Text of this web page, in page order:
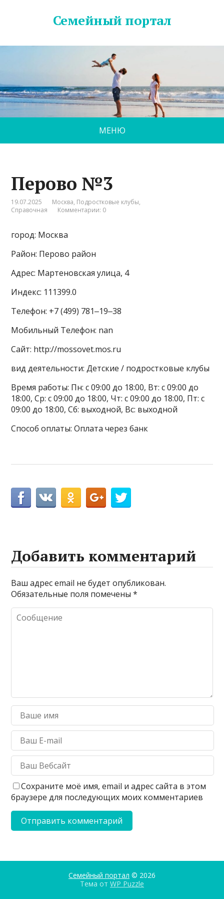
Семейный портал
МЕНЮ
Перово №3
19.07.2025 Москва, Подростковые клубы,
Справочная
Комментарии: 0
город: Москва
Район: Перово район
Адрес: Мартеновская улица, 4
Индекс: 111399.0
Телефон: +7 (499) 781‒19‒38
Мобильный Телефон: nan
Сайт: http://mossovet.mos.ru
вид деятельности: Детские / подростковые клубы
Время работы: Пн: с 09:00 до 18:00, Вт: с 09:00 до
18:00, Ср: с 09:00 до 18:00, Чт: с 09:00 до 18:00, Пт: с
09:00 до 18:00, Сб: выходной, Вс: выходной
Способ оплаты: Оплата через банк
Добавить комментарий
Ваш адрес email не будет опубликован.
Обязательные поля помечены*
Сохраните моё имя, email и адрес сайта в этом
браузере для последующих моих комментариев
Семейный портал © 2026
Тема от WP Puzzle